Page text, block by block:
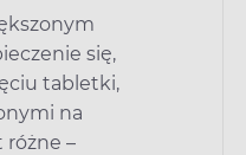
się,
tabletki,
na
różne –